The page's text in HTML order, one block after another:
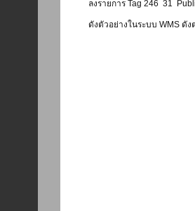
ลงรายการ Tag 246 31
ดังตัวอย่างในระบบ WMS ดัง